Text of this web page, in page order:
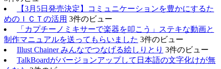
【3月5日発売決定】コミュニケーションを豊かにするた
めのＩＣＴの活用 3件のビュー
「カプチーノミキサーで楽器を叩こう」ステキな動画と
制作マニュアルを送ってもらいました 3件のビュー
Illust Chainer みんなでつなげる絵しりとり 3件のビュー
TalkBoardがバージョンアップして日本語の文字化けが無